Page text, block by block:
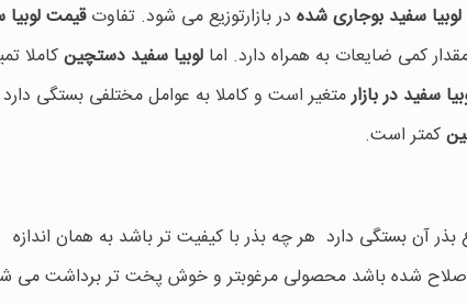
لوبیا سفید بوجاری شده در بازارتوزیع می شود. تفاوتقیمت لوبیا
کمی ضایعات به همراه دارد. اما لوبیا سفید دستچینکاملا
سفید در بازارمتغیر است و کاملا به عوامل مختلفی بستگی
کمتر است.
آن بستگی دارد هر چه بذر با کیفیت تر باشد به همان اندازه
اصلاح شده باشد محصولی مرغوبتر و خوش پخت تر برداشت می